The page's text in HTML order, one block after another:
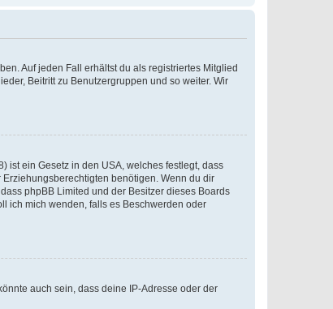
Auf jeden Fall erhältst du als registriertes Mitglied
Beitritt zu Benutzergruppen und so weiter. Wir
ist ein Gesetz in den USA, welches festlegt, dass
benötigen. Wenn du dir
phpBB Limited und der Besitzer dieses Boards
ich mich wenden, falls es Beschwerden oder
auch sein, dass deine IP-Adresse oder der